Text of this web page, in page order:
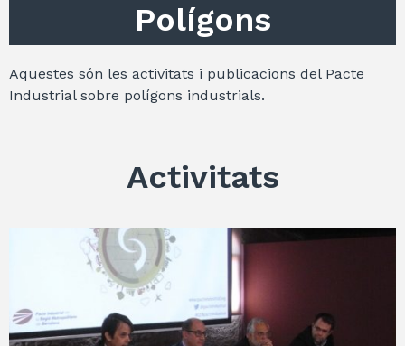
Polígons
Aquestes són les activitats i publicacions del Pacte
Industrial sobre polígons industrials.
Activitats